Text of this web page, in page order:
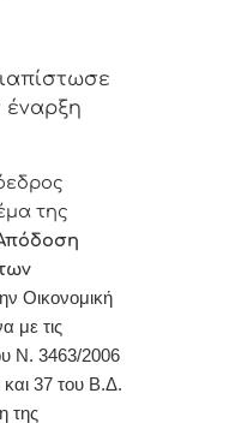
έναρξη
της
Οικονομική
με τις
Ν. 3463/2006
37 του Β.Δ.
της